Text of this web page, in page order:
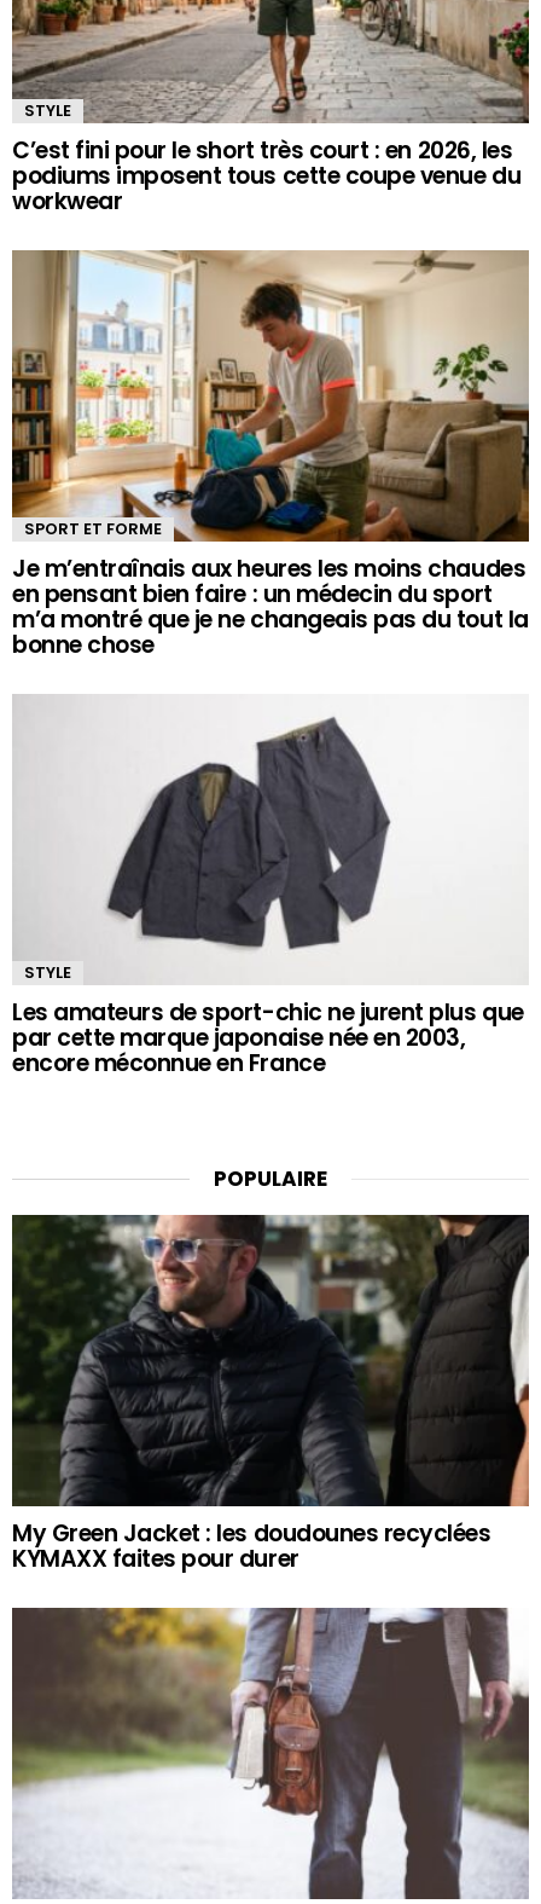
STYLE
C’est fini pour le short très court : en 2026, les
podiums imposent tous cette coupe venue du
workwear
SPORT ET FORME
Je m’entraînais aux heures les moins chaudes
en pensant bien faire : un médecin du sport
m’a montré que je ne changeais pas du tout la
bonne chose
STYLE
Les amateurs de sport-chic ne jurent plus que
par cette marque japonaise née en 2003,
encore méconnue en France
POPULAIRE
My Green Jacket : les doudounes recyclées
KYMAXX faites pour durer